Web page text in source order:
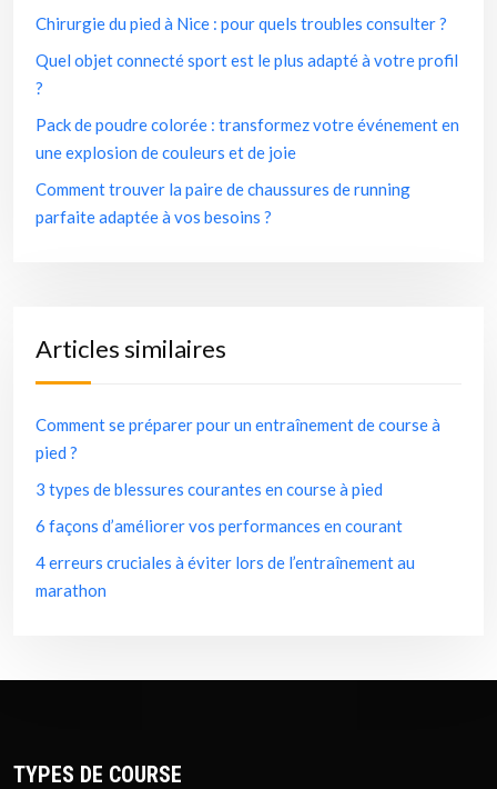
Chirurgie du pied à Nice : pour quels troubles consulter ?
Quel objet connecté sport est le plus adapté à votre profil
?
Pack de poudre colorée : transformez votre événement en
une explosion de couleurs et de joie
Comment trouver la paire de chaussures de running
parfaite adaptée à vos besoins ?
Articles similaires
Comment se préparer pour un entraînement de course à
pied ?
3 types de blessures courantes en course à pied
6 façons d’améliorer vos performances en courant
4 erreurs cruciales à éviter lors de l’entraînement au
marathon
TYPES DE COURSE